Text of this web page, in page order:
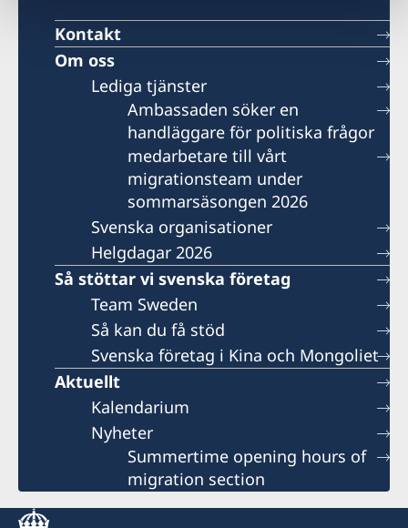
Kontakt
Om oss
Lediga tjänster
Ambassaden söker en
handläggare för politiska frågor
medarbetare till vårt
migrationsteam under
sommarsäsongen 2026
Svenska organisationer
Helgdagar 2026
Så stöttar vi svenska företag
Team Sweden
Så kan du få stöd
Svenska företag i Kina och Mongoliet
Aktuellt
Kalendarium
Nyheter
Summertime opening hours of
migration section